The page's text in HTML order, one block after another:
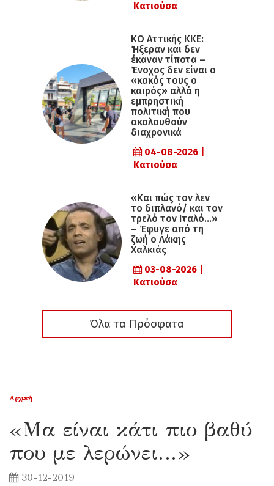
Κατιούσα
KO Αττικής ΚΚΕ:
Ήξεραν και δεν
έκαναν τίποτα –
Ένοχος δεν είναι ο
«κακός τους ο
καιρός» αλλά η
εµπρηστική
πολιτική που
ακολουθούν
διαχρονικά
04-08-2026 |
Κατιούσα
«Και πώς τον λεν
το διπλανό/ και τον
τρελό τον Ιταλό…»
– Έφυγε από τη
ζωή ο Λάκης
Χαλκιάς
03-08-2026 |
Κατιούσα
Όλα τα Πρόσφατα
Αρχική
«Μα είναι κάτι πιο βαθύ
που με λερώνει…»
30-12-2019